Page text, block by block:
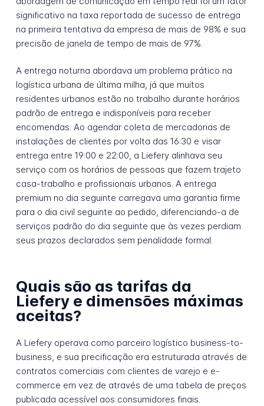
significativo na taxa reportada de sucesso de entrega
na primeira tentativa da empresa de mais de 98% e sua
precisão de janela de tempo de mais de 97%.
A entrega noturna abordava um problema prático na
logística urbana de última milha, já que muitos
residentes urbanos estão no trabalho durante horários
padrão de entrega e indisponíveis para receber
encomendas. Ao agendar coleta de mercadorias de
instalações de clientes por volta das 16:30 e visar
entrega entre 19:00 e 22:00, a Liefery alinhava seu
serviço com os horários de pessoas que fazem trajeto
casa-trabalho e profissionais urbanos. A entrega
premium no dia seguinte carregava uma garantia firme
para o dia civil seguinte ao pedido, diferenciando-a de
serviços padrão do dia seguinte que às vezes perdiam
seus prazos declarados sem penalidade formal.
Quais são as tarifas da
Liefery e dimensões máximas
aceitas?
A Liefery operava como parceiro logístico business-to-
business, e sua precificação era estruturada através de
contratos comerciais com clientes de varejo e e-
commerce em vez de através de uma tabela de preços
publicada acessível aos consumidores finais.